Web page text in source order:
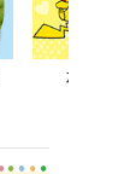
ポケモ